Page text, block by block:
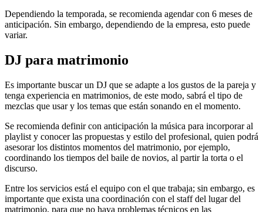
Dependiendo la temporada, se recomienda agendar con 6 meses de
anticipación. Sin embargo, dependiendo de la empresa, esto puede
variar.
DJ para matrimonio
Es importante buscar un DJ que se adapte a los gustos de la pareja y
tenga experiencia en matrimonios, de este modo, sabrá el tipo de
mezclas que usar y los temas que están sonando en el momento.
Se recomienda definir con anticipación la música para incorporar al
playlist y conocer las propuestas y estilo del profesional, quien podrá
asesorar los distintos momentos del matrimonio, por ejemplo,
coordinando los tiempos del baile de novios, al partir la torta o el
discurso.
Entre los servicios está el equipo con el que trabaja; sin embargo, es
importante que exista una coordinación con el staff del lugar del
matrimonio, para que no haya problemas técnicos en las